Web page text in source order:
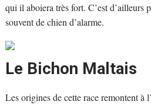
qui il aboiera très fort. C’est d’ailleurs
souvent de chien d’alarme.
Le Bichon Maltais
Les origines de cette race remontent à